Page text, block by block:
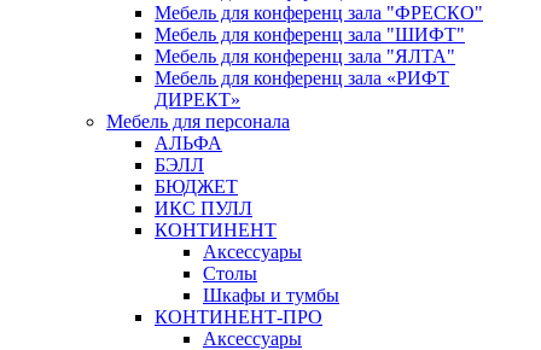
Мебель для конференц зала "ФРЕСКО"
Мебель для конференц зала "ШИФТ"
Мебель для конференц зала "ЯЛТА"
Мебель для конференц зала «РИФТ
ДИРЕКТ»
Мебель для персонала
АЛЬФА
БЭЛЛ
БЮДЖЕТ
ИКС ПУЛЛ
КОНТИНЕНТ
Аксессуары
Столы
Шкафы и тумбы
КОНТИНЕНТ-ПРО
Аксессуары